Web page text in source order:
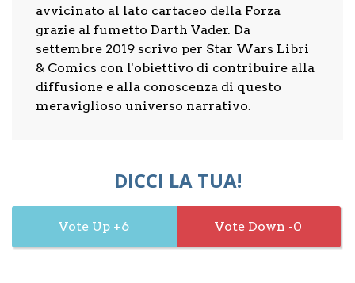
avvicinato al lato cartaceo della Forza
grazie al fumetto Darth Vader. Da
settembre 2019 scrivo per Star Wars Libri
& Comics con l'obiettivo di contribuire alla
diffusione e alla conoscenza di questo
meraviglioso universo narrativo.
DICCI LA TUA!
6 0